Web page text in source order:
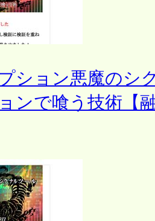
ション悪魔のシ
ンで喰う技術【